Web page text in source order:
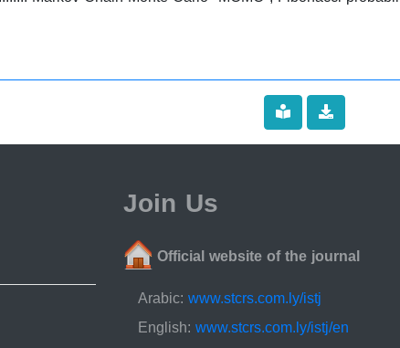
Join Us
Official website of the journal
Arabic:www.stcrs.com.ly/istj
English:www.stcrs.com.ly/istj/en